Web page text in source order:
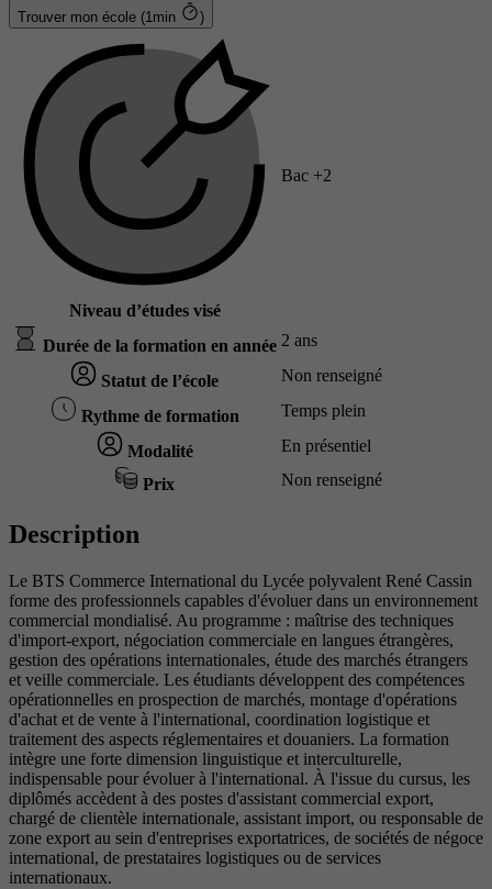
Trouver mon école (1min )
Niveau d’études visé
Bac +2
Durée de la formation en année 2 ans
Statut de l’école Non renseigné
Rythme de formation Temps plein
Modalité En présentiel
Prix Non renseigné
Description
Le BTS Commerce International du Lycée polyvalent René Cassin
forme des professionnels capables d'évoluer dans un environnement
commercial mondialisé. Au programme : maîtrise des techniques
d'import-export, négociation commerciale en langues étrangères,
gestion des opérations internationales, étude des marchés étrangers
et veille commerciale. Les étudiants développent des compétences
opérationnelles en prospection de marchés, montage d'opérations
d'achat et de vente à l'international, coordination logistique et
traitement des aspects réglementaires et douaniers. La formation
intègre une forte dimension linguistique et interculturelle,
indispensable pour évoluer à l'international. À l'issue du cursus, les
diplômés accèdent à des postes d'assistant commercial export,
chargé de clientèle internationale, assistant import, ou responsable de
zone export au sein d'entreprises exportatrices, de sociétés de négoce
international, de prestataires logistiques ou de services
internationaux.